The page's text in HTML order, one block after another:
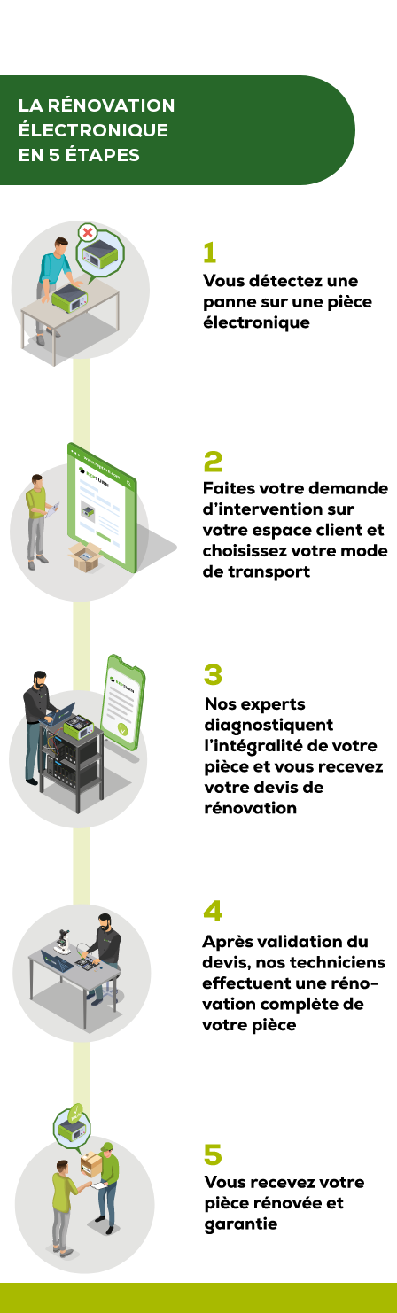
LA RÉNOVATION
ÉLECTRONIQUE
EN 5 ÉTAPES